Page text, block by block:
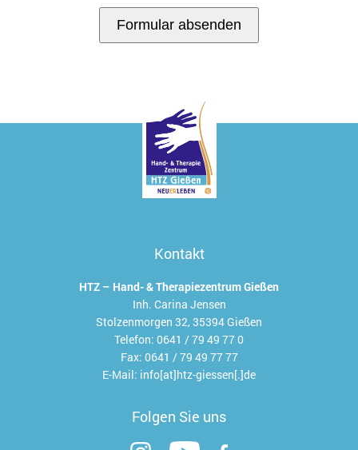
Kontakt
HTZ – Hand- & Therapiezentrum Gießen
Inh. Carina Jensen
Stolzenmorgen 32, 35394 Gießen
Telefon: 0641 / 79 49 77 0
Fax: 0641 / 79 49 77 77
E-Mail: info[at]htz-giessen[.]de
Folgen Sie uns